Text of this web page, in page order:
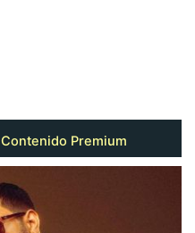
Contenido Premium